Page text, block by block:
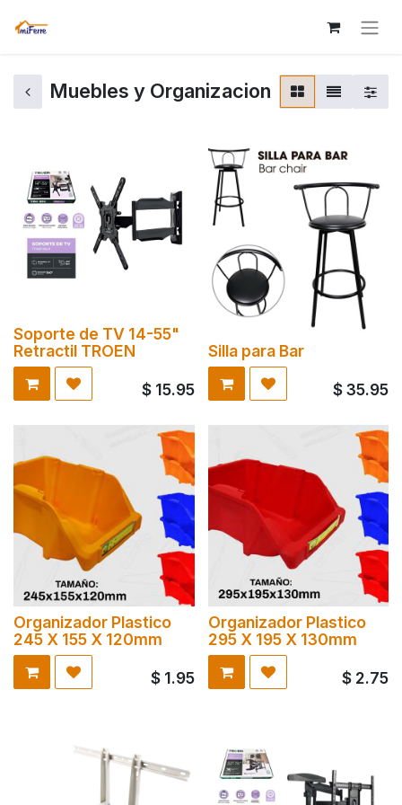
Muebles y Organizacion
Soporte de TV 14-55"
Retractil TROEN
$ 15.95
Silla para Bar
$35.95
Organizador Plastico
245 X 155 X 120mm
$ 1.95
Organizador Plastico
295 X 195 X 130mm
$ 2.75